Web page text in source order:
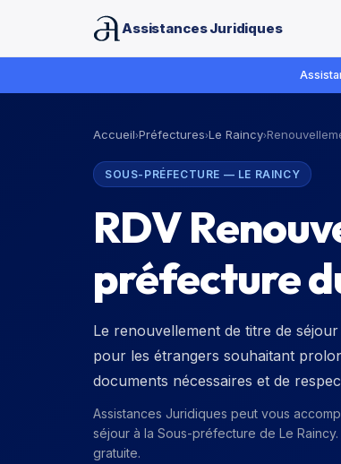
Assistances Juridiques
Accueil›Préfectures›Le Raincy›
SOUS-PRÉFECTURE — LE RAINCY
RDV
préfecture
Le renouvellement de titre de
pour les étrangers souhaitant
documents nécessaires et de
Assistances Juridiques peut vous
séjour à la Sous-préfecture de Le Raincy
gratuite.